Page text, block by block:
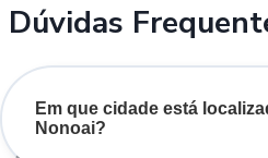
Dúvidas
Em que cidade está
Nonoai?